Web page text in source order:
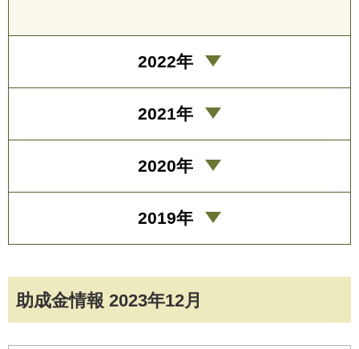
助成金情報 2023年12月
2022年
2021年
2020年
2019年